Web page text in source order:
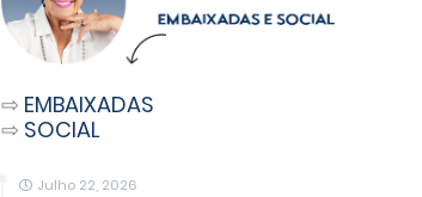
⇨ EMBAIXADAS
⇨ SOCIAL
Julho 22, 2026